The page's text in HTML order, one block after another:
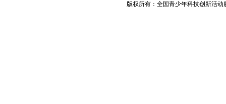
版权所有：全国青少年科技创新活